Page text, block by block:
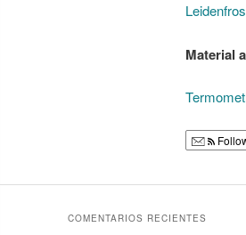
Material
COMENTARIOS RECIENTES